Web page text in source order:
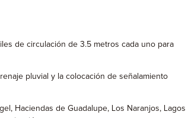
de circulación de 3.5 metros cada uno para
pluvial y la colocación de señalamiento
Haciendas de Guadalupe, Los Naranjos, Lagos